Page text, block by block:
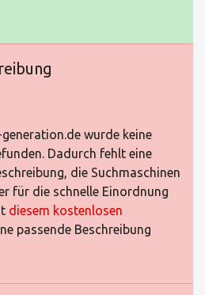
wurde keine
Dadurch fehlt eine
die Suchmaschinen
für die schnelle Einordnung
diesem kostenlosen
passende Beschreibung